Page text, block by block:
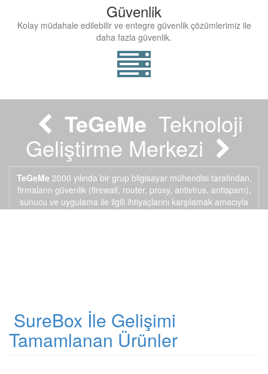
Güvenlik
Kolay müdahale edilebilir ve entegre güvenlik çözümlerimiz ile
daha fazla güvenlik.
Sunucu
Uygulama
İhtiyacınız olan uygulamaları entegre çözümlerimiz ile
kullanabileceksiniz.
TeGeMe Teknoloji
Geliştirme Merkezi
TeGeMe 2000 yılında bir grup bilgisayar mühendisi tarafından,
firmaların güvenlik (firewall, router, proxy, antivirus, antispam),
sunucu ve uygulama ile ilgili ihtiyaçlarını karşılamak amacıyla
SureBox İle Gelişimi
Tamamlanan Ürünler